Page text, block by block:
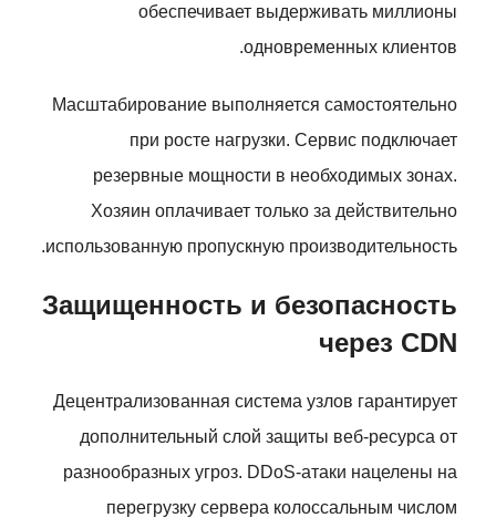
обеспечивает выдерживать миллионы
одновременных клиентов.
Масштабирование выполняется самостоятельно
при росте нагрузки. Сервис подключает
резервные мощности в необходимых зонах.
Хозяин оплачивает только за действительно
использованную пропускную производительность.
Защищенность и безопасность
через CDN
Децентрализованная система узлов гарантирует
дополнительный слой защиты веб-ресурса от
разнообразных угроз. DDoS-атаки нацелены на
перегрузку сервера колоссальным числом